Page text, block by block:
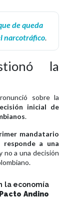
de queda
narcotráfico.
la
sobre la
inicial de
.
mandatario
a una
no a una decisión
la economía
Andino